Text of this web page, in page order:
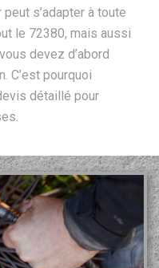
s’adapter à toute
le 72380, mais aussi
devez d’abord
C’est pourquoi
détaillé pour